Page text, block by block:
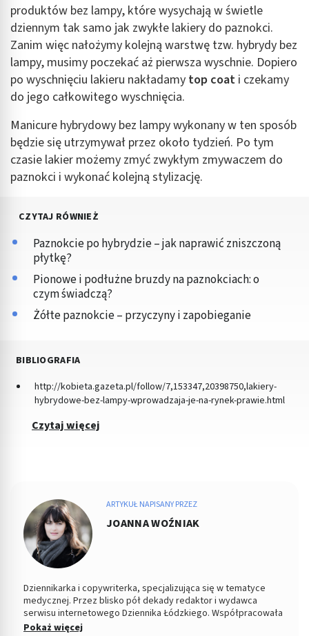
produktów bez lampy, które wysychają w świetle
dziennym tak samo jak zwykłe lakiery do paznokci.
Zanim więc nałożymy kolejną warstwę tzw. hybrydy bez
lampy, musimy poczekać aż pierwsza wyschnie. Dopiero
po wyschnięciu lakieru nakładamy top coat i czekamy
do jego całkowitego wyschnięcia.
Manicure hybrydowy bez lampy wykonany w ten sposób
będzie się utrzymywał przez około tydzień. Po tym
czasie lakier możemy zmyć zwykłym zmywaczem do
paznokci i wykonać kolejną stylizację.
CZYTAJ RÓWNIEŻ
Paznokcie po hybrydzie – jak naprawić zniszczoną
płytkę?
Pionowe i podłużne bruzdy na paznokciach: o
czym świadczą?
Żółte paznokcie – przyczyny i zapobieganie
BIBLIOGRAFIA
http://kobieta.gazeta.pl/follow/7,153347,20398750,lakiery-
hybrydowe-bez-lampy-wprowadzaja-je-na-rynek-prawie.html
Czytaj więcej
ARTYKUŁ NAPISANY PRZEZ
JOANNA WOŹNIAK
Dziennikarka i copywriterka, specjalizująca się w tematyce
medycznej. Przez blisko pół dekady redaktor i wydawca
serwisu internetowego Dziennika Łódzkiego. Współpracowała
z łódzkim ośrodkiem TVP. Absolwentka Filozofii oraz
Pokaż więcej